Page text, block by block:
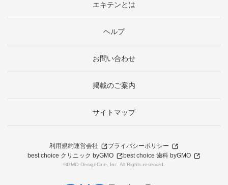
エキテンとは
ヘルプ
お問い合わせ
掲載のご案内
サイトマップ
利用規約運営会社
プライバシーポリシー
best choice クリニック byGMO
best choice 歯科 byGMO
©GMO DesignOne, Inc. All Rights reserved.